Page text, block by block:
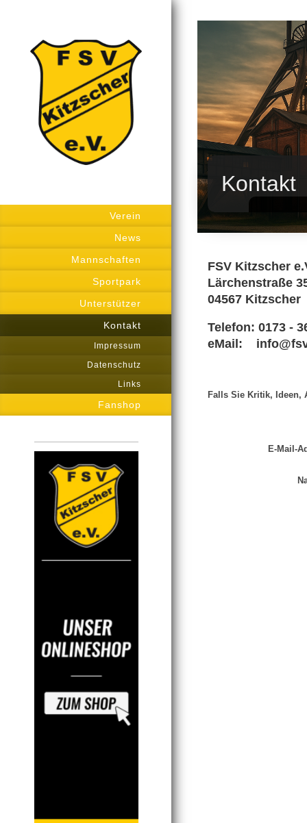
Verein
News
Mannschaften
Sportpark
Unterstützer
Kontakt
Impressum
Datenschutz
Links
Fanshop
Kontakt
FSV Kitzscher
04567
Telefon: 0173 -
eMail:
Falls Sie Kritik, Ideen,
E-Mail-